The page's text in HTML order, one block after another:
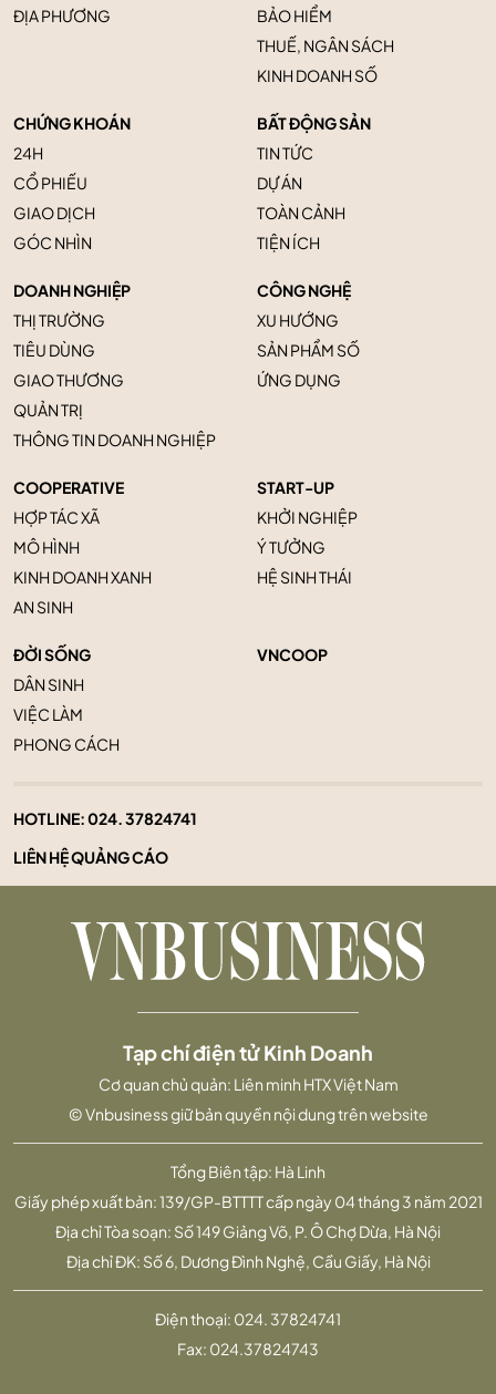
ĐỊA PHƯƠNG
BẢO HIỂM
THUẾ, NGÂN SÁCH
KINH DOANH SỐ
CHỨNG KHOÁN
24H
CỔ PHIẾU
GIAO DỊCH
GÓC NHÌN
BẤT ĐỘNG SẢN
TIN TỨC
DỰ ÁN
TOÀN CẢNH
TIỆN ÍCH
DOANH NGHIỆP
THỊ TRƯỜNG
TIÊU DÙNG
GIAO THƯƠNG
QUẢN TRỊ
THÔNG TIN DOANH NGHIỆP
CÔNG NGHỆ
XU HƯỚNG
SẢN PHẨM SỐ
ỨNG DỤNG
COOPERATIVE
HỢP TÁC XÃ
MÔ HÌNH
KINH DOANH XANH
AN SINH
START-UP
KHỞI NGHIỆP
Ý TƯỞNG
HỆ SINH THÁI
ĐỜI SỐNG
DÂN SINH
VIỆC LÀM
PHONG CÁCH
VNCOOP
HOTLINE:024. 37824741
LIÊN HỆ QUẢNG CÁO
Tổng Biên tập: Hà Linh
Giấy phép xuất bản: 139/GP-BTTTT cấp ngày 04 tháng 3 năm 2021
Địa chỉ Tòa soạn: Số 149 Giảng Võ, P. Ô Chợ Dừa, Hà Nội
Địa chỉ ĐK: Số 6, Dương Đình Nghệ, Cầu Giấy, Hà Nội
Tạp chí điện tử Kinh Doanh
Cơ quan chủ quản: Liên minh HTX Việt Nam
© Vnbusiness giữ bản quyền nội dung trên website
Điện thoại: 024. 37824741
Fax: 024.37824743